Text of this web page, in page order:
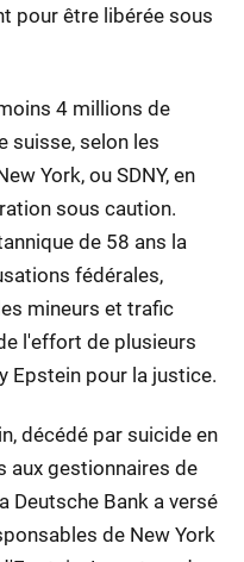
pour être libérée sous
4 millions de
suisse, selon les
York, ou SDNY, en
sous caution.
de 58 ans la
fédérales,
mineurs et trafic
l'effort de plusieurs
Epstein pour la justice.
décédé par suicide en
aux gestionnaires de
Deutsche Bank a versé
de New York